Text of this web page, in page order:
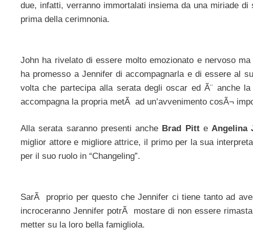
due, infatti, verranno immortalati insiema da una miriade
prima della cerimnonia.
John ha rivelato di essere molto emozionato e nervoso
ha promesso a Jennifer di accompagnarla e di essere al
volta che partecipa alla serata degli oscar ed Ã¨ anche
accompagna la propria metÃ ad un’avvenimento cosÃ¬
Alla serata saranno presenti anche Brad PitteAngelina
miglior attore e migliore attrice, il primo per la sua
per il suo ruolo in “Changeling”.
SarÃ proprio per questo che Jennifer ci tiene tanto ad
incroceranno Jennifer potrÃ mostare di non essere
metter su la loro bella famigliola.